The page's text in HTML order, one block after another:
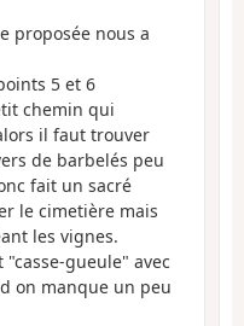
proposée nous a
5 et 6
chemin qui
il faut trouver
de barbelés peu
fait un sacré
le cimetière mais
les vignes.
gueule" avec
on manque un peu